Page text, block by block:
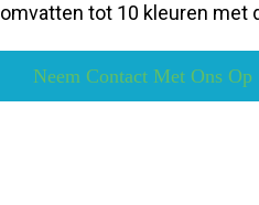
omvatten tot 10 kleuren met
Neem Contact Met Ons Op